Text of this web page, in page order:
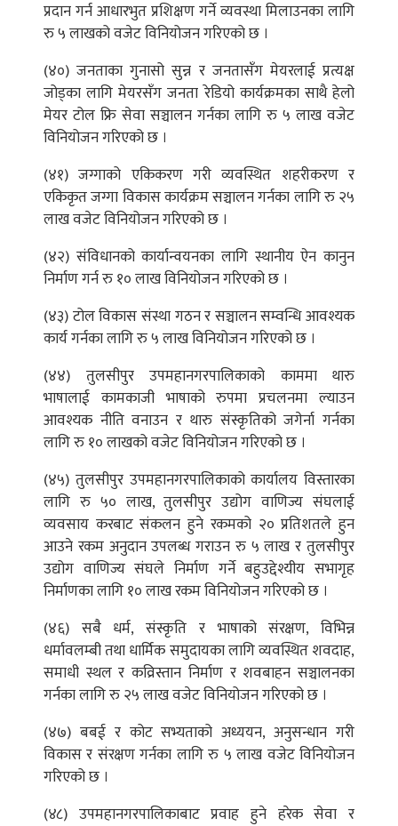
प्रदान गर्न आधारभुत प्रशिक्षण गर्ने व्यवस्था मिलाउनका लागि
रु ५ लाखको वजेट विनियोजन गरिएको छ ।
(४०) जनताका गुनासो सुन्न र जनतासँग मेयरलाई प्रत्यक्ष
जोड्का लागि मेयरसँग जनता रेडियो कार्यक्रमका साथै हेलो
मेयर टोल फ्रि सेवा सञ्चालन गर्नका लागि रु ५ लाख वजेट
विनियोजन गरिएको छ ।
(४१) जग्गाको एकिकरण गरी व्यवस्थित शहरीकरण र
एकिकृत जग्गा विकास कार्यक्रम सञ्चालन गर्नका लागि रु २५
लाख वजेट विनियोजन गरिएको छ ।
(४२) संविधानको कार्यान्वयनका लागि स्थानीय ऐन कानुन
निर्माण गर्न रु १० लाख विनियोजन गरिएको छ ।
(४३) टोल विकास संस्था गठन र सञ्चालन सम्वन्धि आवश्यक
कार्य गर्नका लागि रु ५ लाख विनियोजन गरिएको छ ।
(४४) तुलसीपुर उपमहानगरपालिकाको काममा थारु
भाषालाई कामकाजी भाषाको रुपमा प्रचलनमा ल्याउन
आवश्यक नीति वनाउन र थारु संस्कृतिको जगेर्ना गर्नका
लागि रु १० लाखको वजेट विनियोजन गरिएको छ ।
(४५) तुलसीपुर उपमहानगरपालिकाको कार्यालय विस्तारका
लागि रु ५० लाख, तुलसीपुर उद्योग वाणिज्य संघलाई
व्यवसाय करबाट संकलन हुने रकमको २० प्रतिशतले हुन
आउने रकम अनुदान उपलब्ध गराउन रु ५ लाख र तुलसीपुर
उद्योग वाणिज्य संघले निर्माण गर्ने बहुउद्देश्यीय सभागृह
निर्माणका लागि १० लाख रकम विनियोजन गरिएको छ ।
(४६) सबै धर्म, संस्कृति र भाषाको संरक्षण, विभिन्न
धर्मावलम्बी तथा धार्मिक समुदायका लागि व्यवस्थित शवदाह,
समाधी स्थल र कव्रिस्तान निर्माण र शवबाहन सञ्चालनका
गर्नका लागि रु २५ लाख वजेट विनियोजन गरिएको छ ।
(४७) बबई र कोट सभ्यताको अध्ययन, अनुसन्धान गरी
विकास र संरक्षण गर्नका लागि रु ५ लाख वजेट विनियोजन
गरिएको छ ।
(४८) उपमहानगरपालिकाबाट प्रवाह हुने हरेक सेवा र